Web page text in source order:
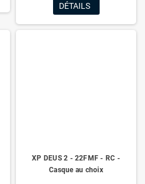
DÉTAILS
XP DEUS 2 - 22FMF - RC -
Casque au choix